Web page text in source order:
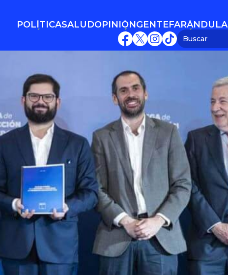
POLÍTICASALUDOPINIÓN
OPINIÓN
GENTE
GENTE
FARÁNDULA
FARÁNDULA